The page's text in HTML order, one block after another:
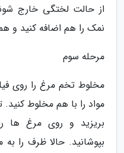
از حالت لختگی خارج
نمک را هم اضافه کنید و
مرحله سوم
مخلوط تخم مرغ را روی
مواد را با هم مخلوط
بریزید و روی مرغ ها